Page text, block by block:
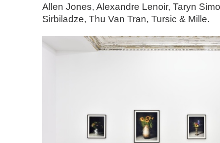
Allen Jones, Alexandre Lenoir, Taryn
Sirbiladze, Thu Van Tran, Tursic & Mille.